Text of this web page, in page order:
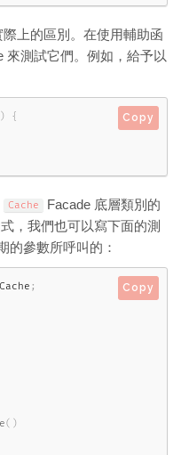
上的區別。在使用輔助函
來測試它們。例如，給予以
)
{
Copy
Cache Facade 底層類別的
，我們也可以寫下面的測
的參數所呼叫的：
Cache ;
( )
Copy